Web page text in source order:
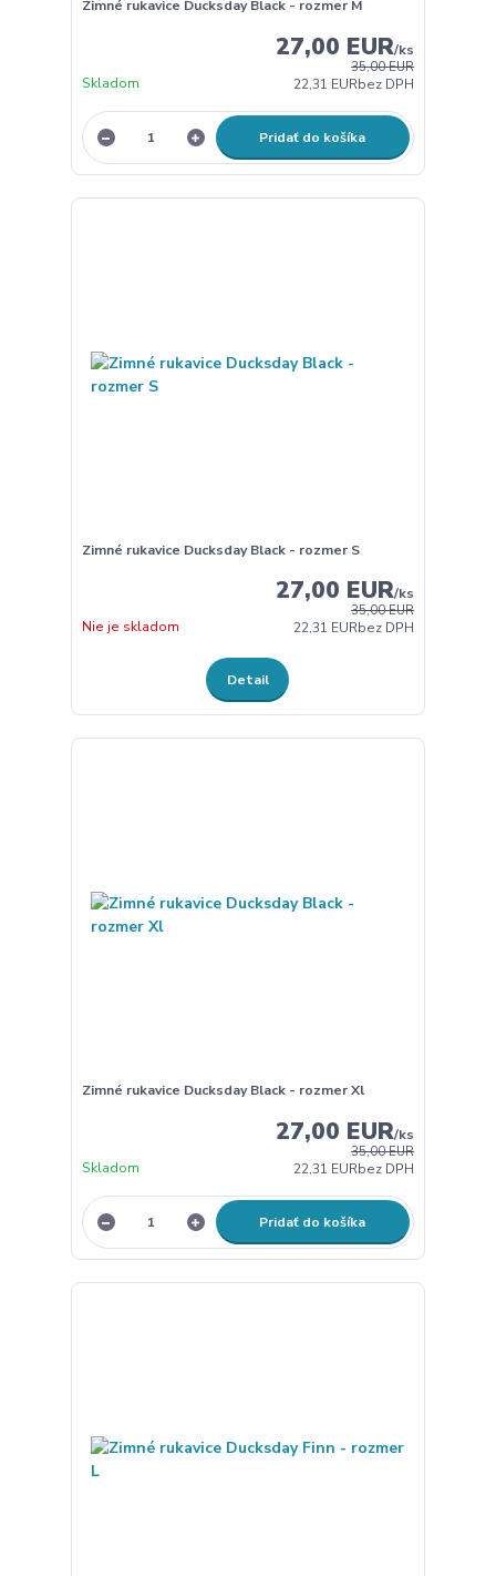
Zimné rukavice Ducksday Black - rozmer M
35,00 EUR
27,00 EUR/ks
22,31 EURbez DPH
Skladom
Pridať do košíka
Zimné rukavice Ducksday Black - rozmer S
35,00 EUR
27,00 EUR/ks
22,31 EURbez DPH
Nie je skladom
Detail
Zimné rukavice Ducksday Black - rozmer Xl
35,00 EUR
27,00 EUR/ks
22,31 EURbez DPH
Skladom
Pridať do košíka